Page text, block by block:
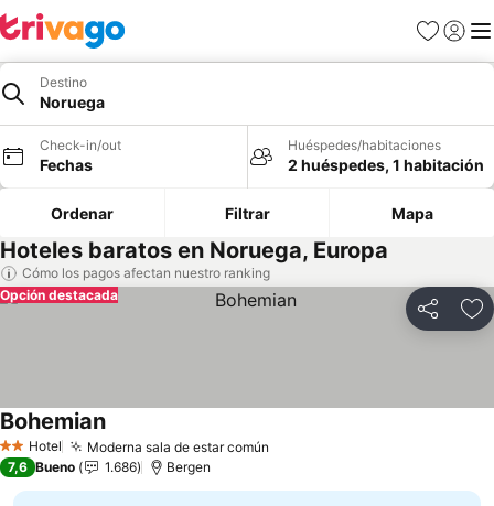
Favoritos
Iniciar
Destino
Noruega
Check-in/out
Fechas
Huéspedes/habitaciones
2 huéspedes, 1 habitación
Ordenar Filtrar Mapa
Hoteles baratos en Noruega, Europa
Cómo los pagos afectan nuestro ranking
Compartir
Opción destacada
2 Estrellas
Hotel Moderna sala de estar común
Bohemian
7,6 Bueno 1.686 Bergen